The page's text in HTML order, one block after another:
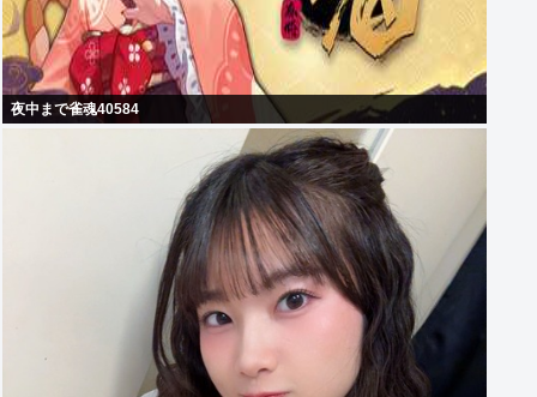
夜中まで雀魂40584